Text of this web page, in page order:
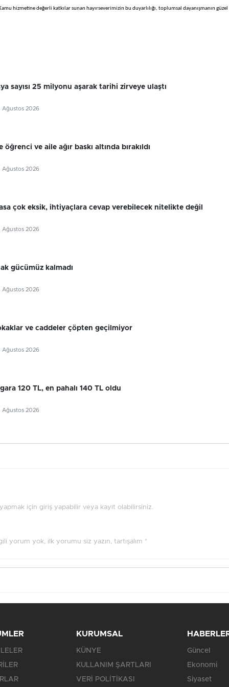
hizmetine değerli katkılar sunan hayırseverimizin bu duyarlılığı, toplumsal dayanışmanın
sayısı 25 milyonu aşarak tarihi zirveye ulaştı
2026
öğrenci ve aile ağır baskı altında bırakıldı
2026
çok eksik, ihtiyaçlara cevap verebilecek nitelikte değil
2026
gücümüz kalmadı
2026
ve caddeler çöpten geçilmiyor
2026
120 TL, en pahalı 140 TL oldu
2026
için giriş yapabilir veya kayıt olabilirsiniz.
yorum yok, ilk yorumu siz yazın, tartışalım *
KURUMSAL
KÜNYE
KULLANIM ŞARTLARI
VERİ POLİTİKASI
Güncel
Ekonomi
Siyaset